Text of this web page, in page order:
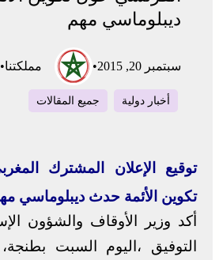
ديبلوماسي مهم
سبتمبر 20, 2015 • مملكتنا•
أخبار دولية جميع المقالات
توقيع الإعلان المشترك
تكوين الأئمة حدث ديبلوماسي
أكد وزير الأوقاف والشؤون
التوفيق ،اليوم السبت